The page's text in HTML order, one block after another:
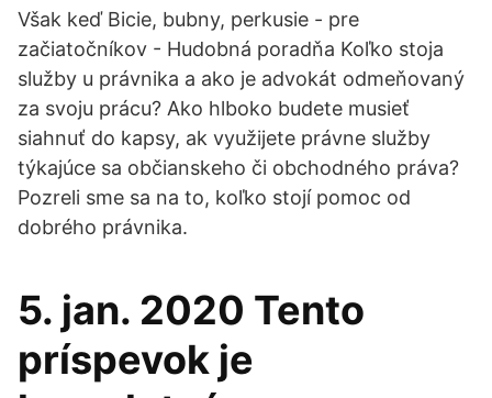
Však keď Bicie, bubny, perkusie - pre
začiatočníkov - Hudobná poradňa Koľko stoja
služby u právnika a ako je advokát odmeňovaný
za svoju prácu? Ako hlboko budete musieť
siahnuť do kapsy, ak využijete právne služby
týkajúce sa občianskeho či obchodného práva?
Pozreli sme sa na to, koľko stojí pomoc od
dobrého právnika.
5. jan. 2020 Tento
príspevok je